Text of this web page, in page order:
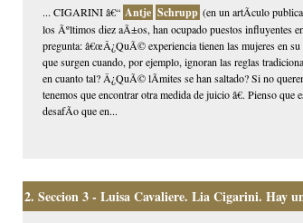
... CIGARINI â€“ Antje Schrupp (en un artÃ­culo
los Ãºltimos diez aÃ±os, han ocupado puestos influyentes
pregunta: â€œÂ¿QuÃ© experiencia tienen las mujeres en
que surgen cuando, por ejemplo, ignoran las reglas
en cuanto tal? Â¿QuÃ© lÃ­mites se han saltado? Si no
tenemos que encontrar otra medida de juicio â€. Pienso
desafÃ­o que en...
2. Seccion 3 - Luisa Cavaliere. Lia Cigarini. Hay